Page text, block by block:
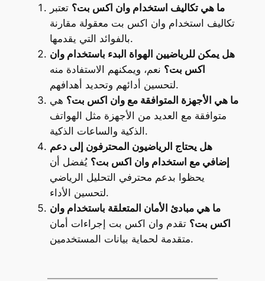
ما هي تكاليف استخدام وان اكس بت؟ تعتبر
تكاليف استخدام وان اكس بت معقولة مقارنة
بالفوائد التي يقدمها.
هل يمكن للرياضيين الهواة البدء باستخدام وان
اكس بت؟ نعم، ويمكنهم الاستفادة منه
لتحسين أدائهم وتحديد أهدافهم.
ما هي الأجهزة المتوافقة مع وان اكس بت؟ هي
متوافقة مع العديد من الأجهزة مثل الهواتف
الذكية والساعات الذكية.
هل يحتاج الرياضيون المحترفون إلى دعم
إضافي مع استخدام وان اكس بت؟ يُفضل أن
يحظوا بدعم محترفي التحليل الرياضي
لتحسين الأداء.
ما هي مبادئ الأمان المتعلقة باستخدام وان
اكس بت؟ تقدم وان اكس بت إجراءات أمان
متقدمة لحماية بيانات المستخدمين.